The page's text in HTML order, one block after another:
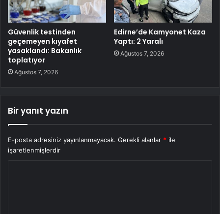
Güvenlik testinden
geçemeyen kıyafet
yasaklandı: Bakanlık
toplatıyor
Ağustos 7, 2026
Edirne’de Kamyonet Kaza
Yaptı: 2 Yaralı
Ağustos 7, 2026
Bir yanıt yazın
E-posta adresiniz yayınlanmayacak. Gerekli alanlar * ile
işaretlenmişlerdir